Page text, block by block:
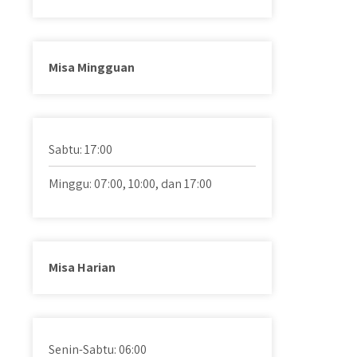
Misa Mingguan
Sabtu: 17:00
Minggu: 07:00, 10:00, dan 17:00
Misa Harian
Senin-Sabtu: 06:00